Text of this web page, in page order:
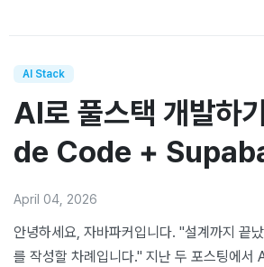
AI Stack
AI로 풀스택 개발
de Code +
April 04, 2026
안녕하세요, 자바파커입니다. "설계까지 끝
를 작성할 차례입니다." 지난 두 포스팅에서